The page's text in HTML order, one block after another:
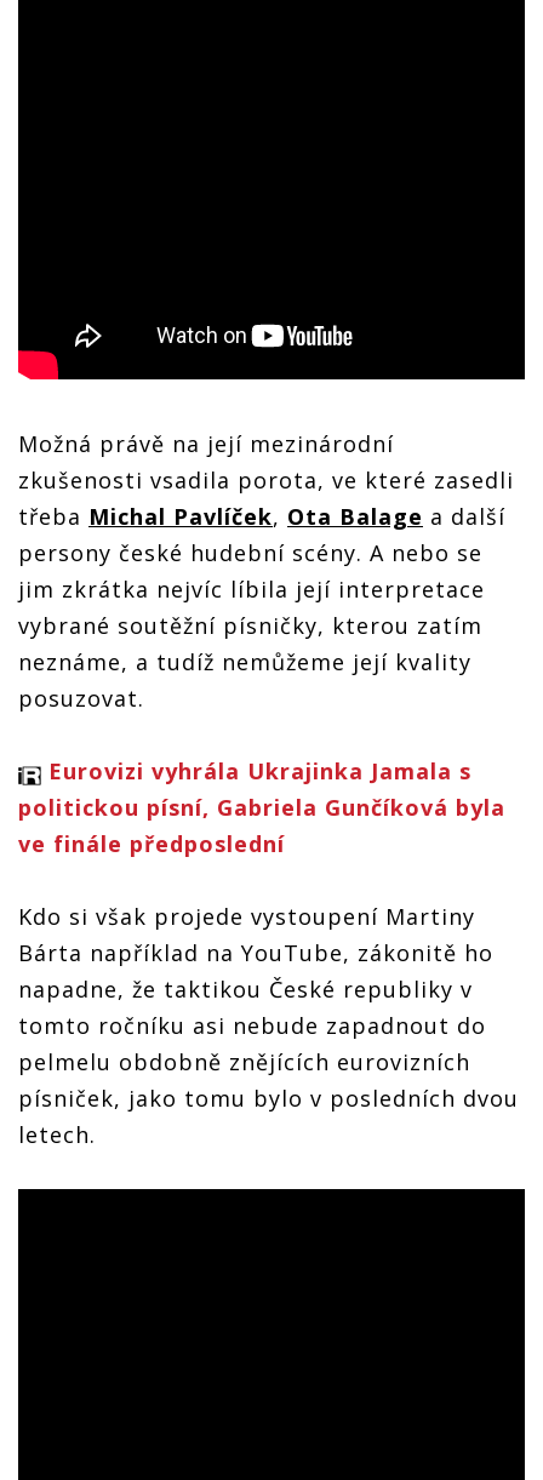
Možná právě na její mezinárodní
zkušenosti vsadila porota, ve které zasedli
třeba Michal Pavlíček, Ota Balage a další
persony české hudební scény. A nebo se
jim zkrátka nejvíc líbila její interpretace
vybrané soutěžní písničky, kterou zatím
neznáme, a tudíž nemůžeme její kvality
posuzovat.
Eurovizi vyhrála Ukrajinka Jamala s
politickou písní, Gabriela Gunčíková byla
ve finále předposlední
Kdo si však projede vystoupení Martiny
Bárta například na YouTube, zákonitě ho
napadne, že taktikou České republiky v
tomto ročníku asi nebude zapadnout do
pelmelu obdobně znějících eurovizních
písniček, jako tomu bylo v posledních dvou
letech.